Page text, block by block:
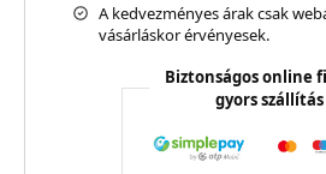
A kedvezményes árak csak
vásárláskor érvényesek.
Biztonságos online
gyors szállítás